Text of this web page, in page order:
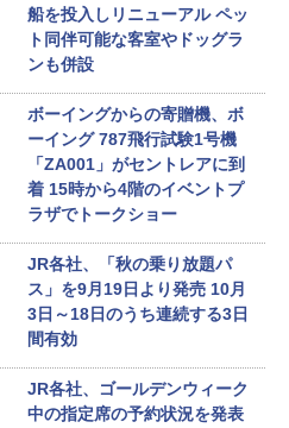
船を投入しリニューアル ペッ
ト同伴可能な客室やドッグラ
ンも併設
ボーイングからの寄贈機、ボ
ーイング 787飛行試験1号機
「ZA001」がセントレアに到
着 15時から4階のイベントプ
ラザでトークショー
JR各社、「秋の乗り放題パ
ス」を9月19日より発売 10月
3日～18日のうち連続する3日
間有効
JR各社、ゴールデンウィーク
中の指定席の予約状況を発表